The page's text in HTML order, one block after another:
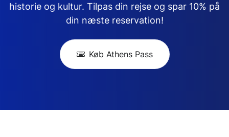
historie og kultur. Tilpas din rejse og spar 10% på
din næste reservation!
Køb Athens Pass